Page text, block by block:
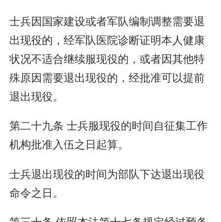
士兵因国家建设或者军队编制调整需要退
出现役的，经军队医院诊断证明本人健康
状况不适合继续服现役的，或者因其他特
殊原因需要退出现役的，经批准可以提前
退出现役。
第二十九条 士兵服现役的时间自征集工作
机构批准入伍之日起算。
士兵退出现役的时间为部队下达退出现役
命令之日。